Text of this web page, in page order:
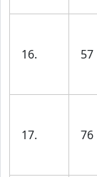
16. 57
17. 76